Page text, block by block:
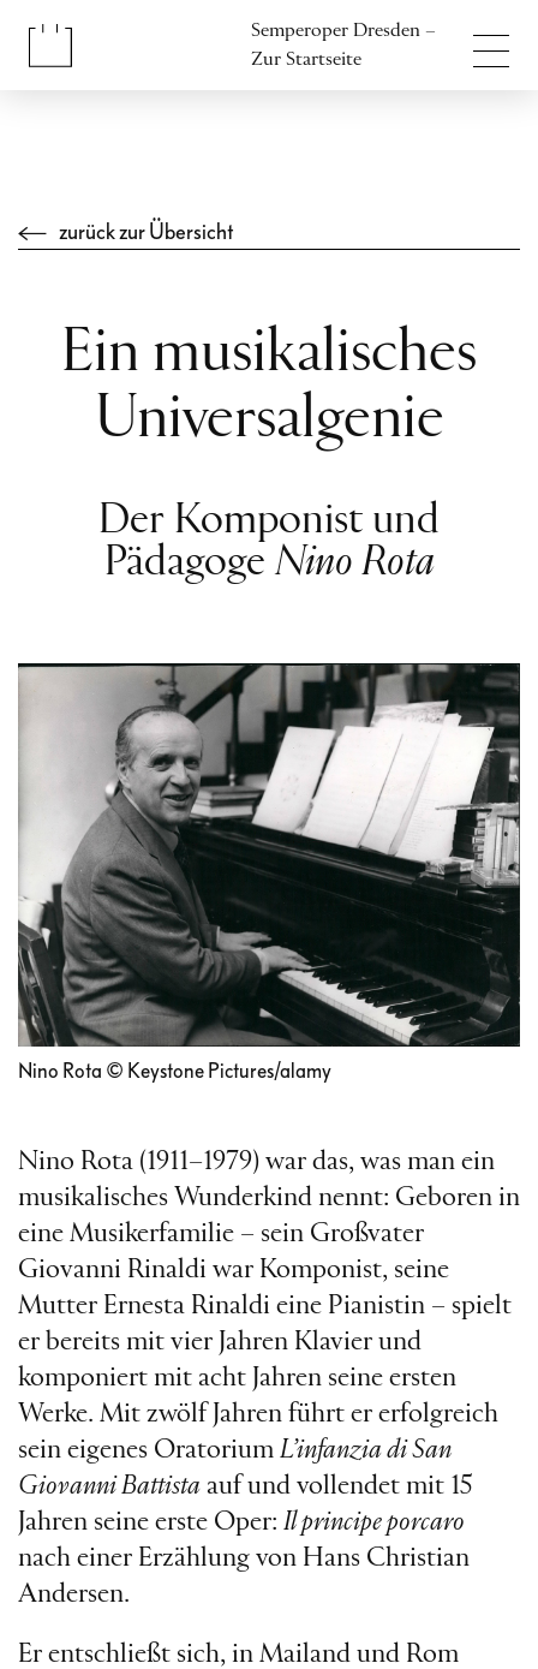
Semperoper Dresden –
Zur Startseite
zurück zur Übersicht
Ein musikalisches
Universalgenie
Der Komponist und
PädagogeNino Rota
Nino Rota © Keystone Pictures/alamy
Nino Rota (1911–1979) war das, was man ein
musikalisches Wunderkind nennt: Geboren in
eine Musikerfamilie – sein Großvater
Giovanni Rinaldi war Komponist, seine
Mutter Ernesta Rinaldi eine Pianistin – spielt
er bereits mit vier Jahren Klavier und
komponiert mit acht Jahren seine ersten
Werke. Mit zwölf Jahren führt er erfolgreich
sein eigenes Oratorium L’infanzia di San
Giovanni Battista auf und vollendet mit 15
Jahren seine erste Oper: Il principe porcaro
nach einer Erzählung von Hans Christian
Andersen.
Er entschließt sich, in Mailand und Rom